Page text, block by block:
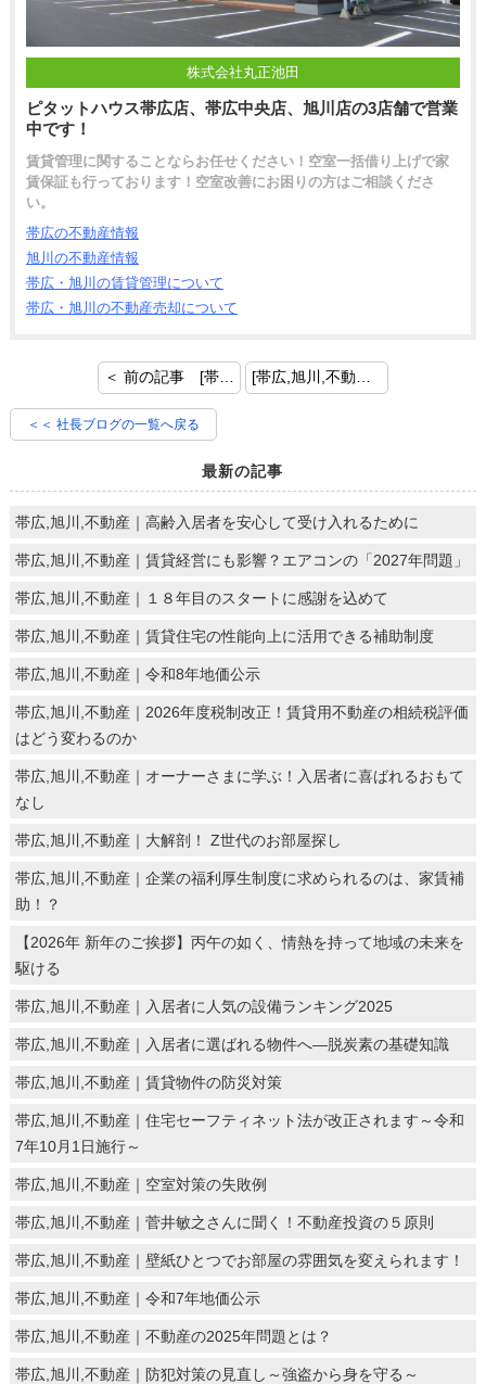
株式会社丸正池田
ピタットハウス帯広店、帯広中央店、旭川店の3店舗で営業
中です！
賃貸管理に関することならお任せください！空室一括借り上げで家
賃保証も行っております！空室改善にお困りの方はご相談くださ
い。
帯広の不動産情報
旭川の不動産情報
帯広・旭川の賃貸管理について
帯広・旭川の不動産売却について
＜ 前の記事 [帯広,旭川,不動産｜令和４年地価公示の結果及び動向について]
＜＜ 社長ブログの一覧へ戻る
最新の記事
帯広,旭川,不動産｜高齢入居者を安心して受け入れるために
帯広,旭川,不動産｜賃貸経営にも影響？エアコンの「2027年問題」
帯広,旭川,不動産｜１８年目のスタートに感謝を込めて
帯広,旭川,不動産｜賃貸住宅の性能向上に活用できる補助制度
帯広,旭川,不動産｜令和8年地価公示
帯広,旭川,不動産｜2026年度税制改正！賃貸用不動産の相続税評価
はどう変わるのか
帯広,旭川,不動産｜オーナーさまに学ぶ！入居者に喜ばれるおもて
なし
帯広,旭川,不動産｜大解剖！ Z世代のお部屋探し
帯広,旭川,不動産｜企業の福利厚生制度に求められるのは、家賃補
助！？
【2026年 新年のご挨拶】丙午の如く、情熱を持って地域の未来を
駆ける
帯広,旭川,不動産｜入居者に人気の設備ランキング2025
帯広,旭川,不動産｜入居者に選ばれる物件へ―脱炭素の基礎知識
帯広,旭川,不動産｜賃貸物件の防災対策
帯広,旭川,不動産｜住宅セーフティネット法が改正されます～令和
7年10月1日施行～
帯広,旭川,不動産｜空室対策の失敗例
帯広,旭川,不動産｜菅井敏之さんに聞く！不動産投資の５原則
帯広,旭川,不動産｜壁紙ひとつでお部屋の雰囲気を変えられます！
帯広,旭川,不動産｜令和7年地価公示
帯広,旭川,不動産｜不動産の2025年問題とは？
帯広,旭川,不動産｜防犯対策の見直し～強盗から身を守る～